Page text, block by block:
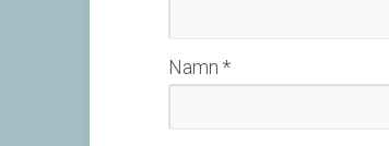
Namn *